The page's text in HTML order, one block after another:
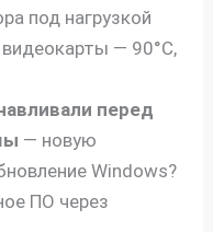
под нагрузкой
— 90°C,
перед
— новую
Windows?
ПО через